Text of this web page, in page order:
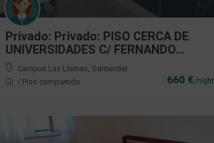
660 €/night
Privado: Privado: PISO CERCA DE
UNIVERSIDADES C/ FERNANDO...
Campus Las Llamas Santander
/ Piso compartido